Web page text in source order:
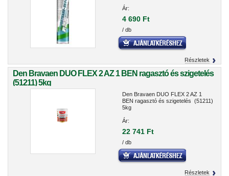
Ár:
4 690 Ft
/ db
Részletek
Den Bravaen DUO FLEX 2 AZ 1 BEN ragasztó és szigetelés
(51211) 5kg
Den Bravaen DUO FLEX 2 AZ 1
BEN ragasztó és szigetelés (51211)
5kg
Ár:
22 741 Ft
/ db
Részletek